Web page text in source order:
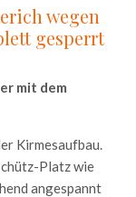
wegen
gesperrt
mit dem
Kirmesaufbau.
Platz wie
angespannt